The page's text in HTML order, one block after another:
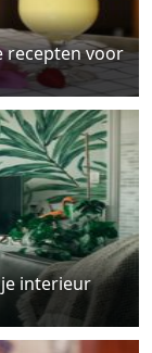
recepten voor
interieur